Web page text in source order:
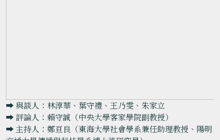
➡️ 與談人：林淳華、葉守禮、王乃雯、朱家立
➡️ 評論人：賴守誠（中央大學客家學院副教授）
➡️ 主持人：鄭亘良（東海大學社會學系兼任助理教授、陽明